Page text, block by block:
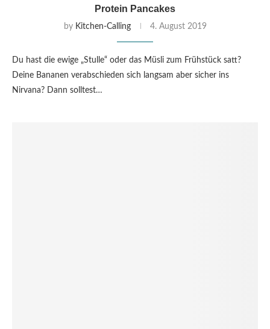
Protein Pancakes
by Kitchen-Calling 4. August 2019
Du hast die ewige „Stulle“ oder das Müsli zum Frühstück satt?
Deine Bananen verabschieden sich langsam aber sicher ins
Nirvana? Dann solltest…